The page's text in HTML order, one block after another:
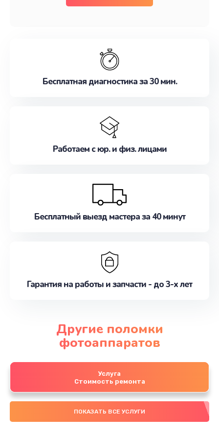
Бесплатная диагностика за 30 мин.
Работаем с юр. и физ. лицами
Бесплатный выезд мастера за 40 минут
Гарантия на работы и запчасти - до 3-х лет
Другие поломки
фотоаппаратов
Услуга
Стоимость ремонта
ПОКАЗАТЬ ВСЕ УСЛУГИ